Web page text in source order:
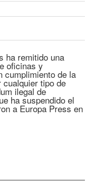
ha remitido una
oficinas y
cumplimiento de la
cualquier tipo de
ilegal de
ha suspendido el
a Europa Press en